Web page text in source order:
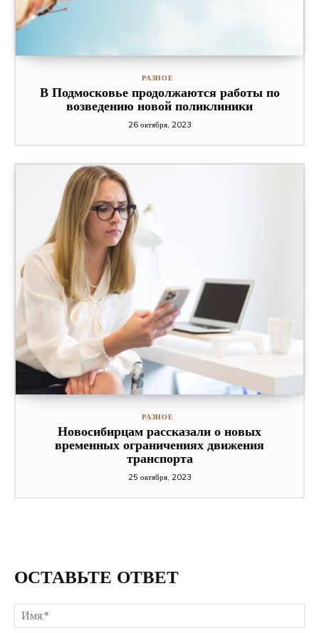
РАЗНОЕ
В Подмосковье продолжаются работы по
возведению новой поликлиники
26 октября, 2023
РАЗНОЕ
Новосибирцам рассказали о новых
временных ограничениях движения
транспорта
25 октября, 2023
ОСТАВЬТЕ ОТВЕТ